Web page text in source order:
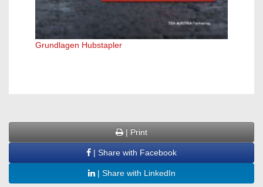
Grundlagen Hubstapler
| Print
| Share with Facebook
| Share with LinkedIn